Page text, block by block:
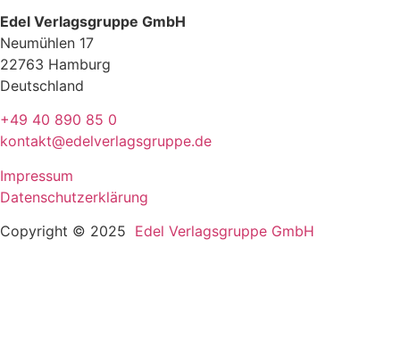
Edel Verlagsgruppe GmbH
Neumühlen 17
22763 Hamburg
Deutschland
+49 40 890 85 0
kontakt@edelverlagsgruppe.de
Impressum
Datenschutzerklärung
Copyright © 2025 Edel Verlagsgruppe GmbH